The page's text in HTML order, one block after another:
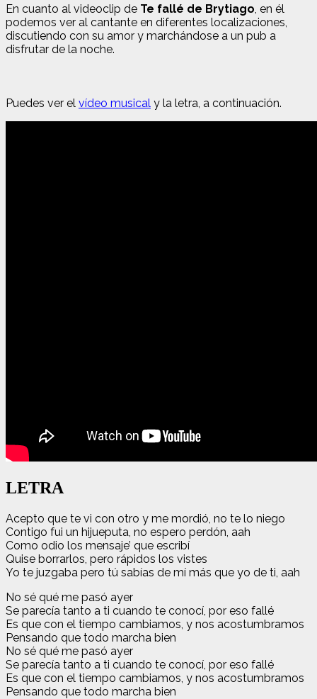
En cuanto al videoclip de Te fallé de Brytiago, en él
podemos ver al cantante en diferentes localizaciones,
discutiendo con su amor y marchándose a un pub a
disfrutar de la noche.
Puedes ver el vídeo musical y la letra, a continuación.
LETRA
Acepto que te vi con otro y me mordió, no te lo niego
Contigo fui un hijueputa, no espero perdón, aah
Como odio los mensaje’ que escribí
Quise borrarlos, pero rápidos los vistes
Yo te juzgaba pero tú sabías de mí más que yo de ti, aah
No sé qué me pasó ayer
Se parecía tanto a ti cuando te conocí, por eso fallé
Es que con el tiempo cambiamos, y nos acostumbramos
Pensando que todo marcha bien
No sé qué me pasó ayer
Se parecía tanto a ti cuando te conocí, por eso fallé
Es que con el tiempo cambiamos, y nos acostumbramos
Pensando que todo marcha bien